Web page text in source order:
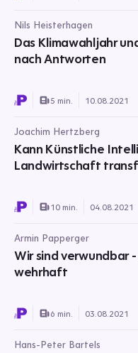
Nils Heisterhagen
Das Klimawahljahr
nach Antworten
5 min. 10.08.2021
Joachim Hertzberg
Kann Künstliche
Landwirtschaft
10 min. 04.08.2021
Armin Papperger
Wir sind verwundbar
wehrhaft
6 min. 03.08.2021
Hans-Peter Bartels